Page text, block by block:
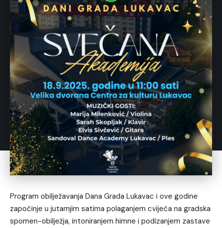
Program obilježavanja Dana Grada Lukavac i ove godine
započinje u jutarnjim satima polaganjem cvijeća na gradska
spomen-obilježja, intoniranjem himne i podizanjem zastave